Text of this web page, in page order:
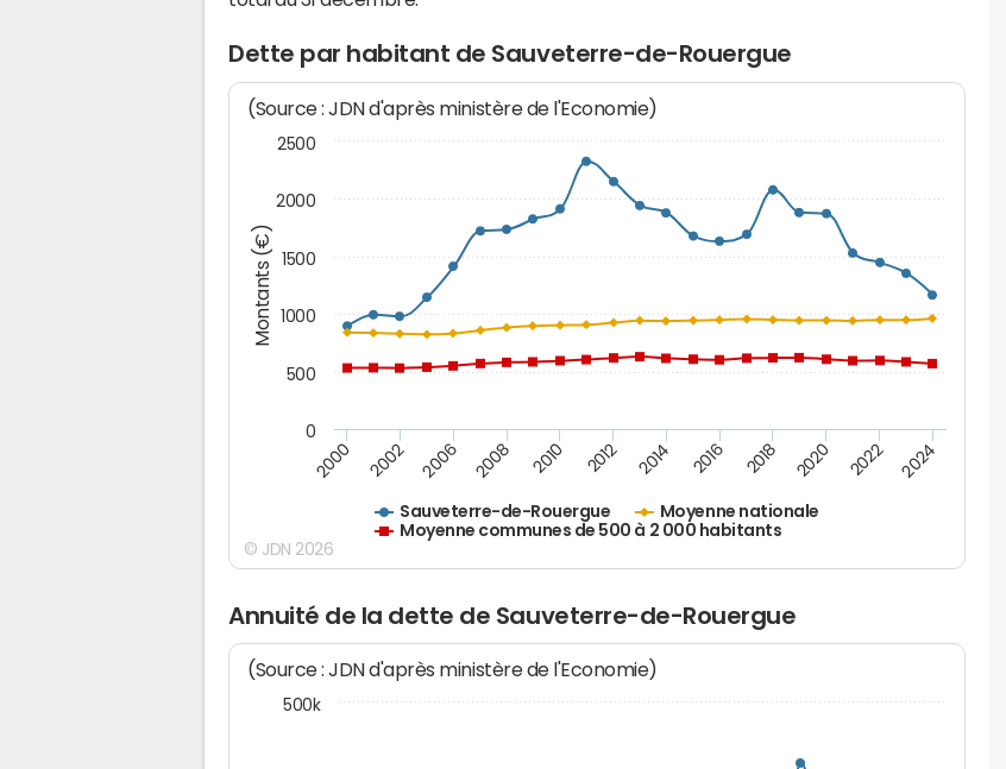
Dette par habitant de Sauveterre-de-Rouergue
Montants (€)
(Source : JDN d'après ministère de l'Economie)
Sauveterre-de-Rouergue
Moyenne nationale
Moyenne communes de 500 à 2 000 habitants
2000 2002 2006 2008 2010 2012 2014 2016 2018 2020 2022 2024
0
500
1000
1500
2000
2500
© JDN 2026
Annuité de la dette de Sauveterre-de-Rouergue
(Source : JDN d'après ministère de l'Economie)
500k